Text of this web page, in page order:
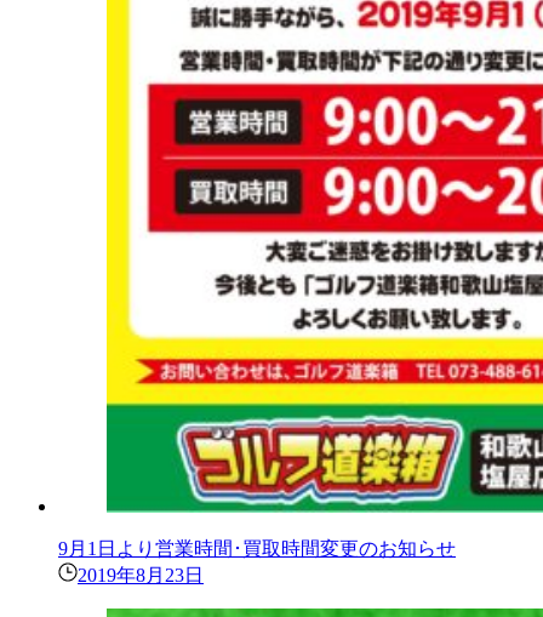
9月1日より営業時間･買取時間変更のお知らせ
2019年8月23日